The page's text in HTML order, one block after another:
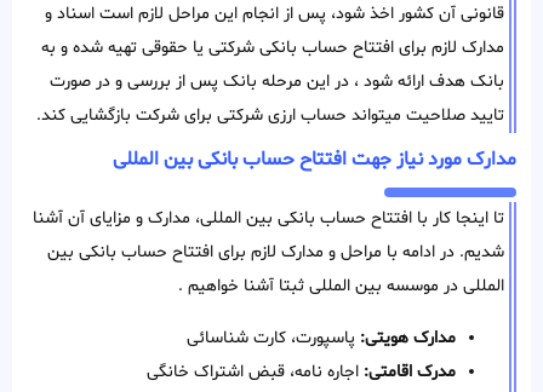
قانونی آن کشور اخذ شود، پس از انجام این مراحل لازم است اسناد و
مدارک لازم برای افتتاح حساب بانکی شرکتی یا حقوقی تهیه شده و به
بانک هدف ارائه شود ، در این مرحله بانک پس از بررسی و در صورت
تایید صلاحیت میتواند حساب ارزی شرکتی برای شرکت بازگشایی کند.
مدارک مورد‌ نیاز جهت افتتاح حساب بانکی بین المللی
تا اینجا کار با افتتاح حساب بانکی بین المللی، مدارک و مزایای آن آشنا
شدیم. در ادامه با مراحل و مدارک لازم برای افتتاح حساب بانکی بین
المللی در موسسه بین المللی ثبتا آشنا خواهیم .
مدارک هویتی: پاسپورت، کارت شناسائی
مدرک اقامتی: اجاره نامه، قبض اشتراک خانگی